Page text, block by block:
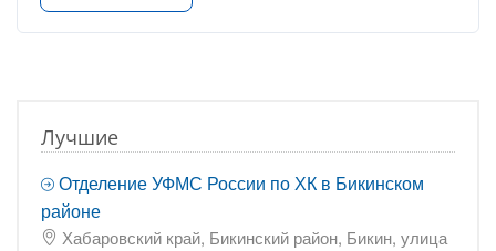
Лучшие
Отделение УФМС России по ХК в Бикинском
районе
Хабаровский край, Бикинский район, Бикин, улица